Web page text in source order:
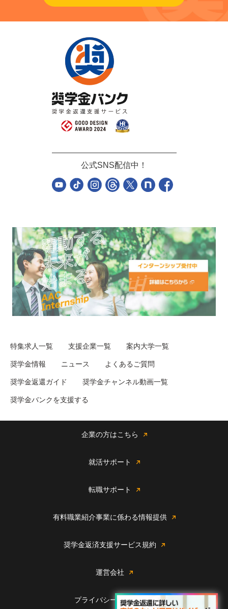
公式SNS配信中！
特集求人一覧 支援企業一覧 案内大学一覧
奨学金情報 ニュース よくあるご質問
奨学金返還ガイド 奨学金チャンネル動画一覧
奨学金バンクを支援する
企業の方はこちら
就活サポート
転職サポート
有料職業紹介事業に係わる情報提供
奨学金返済支援サービス規約
運営会社
プライバシーポリシー